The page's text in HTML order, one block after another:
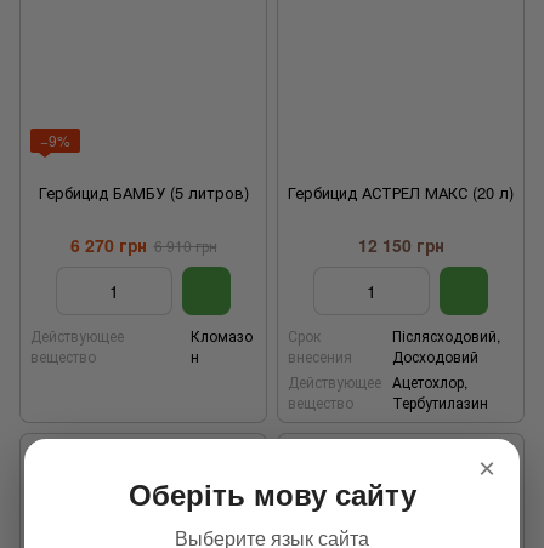
−9%
Гербицид БАМБУ (5 литров)
6 270 грн 6 910 грн
Действующее
вещество
Кломазо
н
Гербицид АСТРЕЛ МАКС (20 л)
12 150 грн
Срок
внесения
Післясходовий,
Досходовий
Действующее
вещество
Ацетохлор,
Тербутилазин
×
Оберіть мову сайту
Выберите язык сайта